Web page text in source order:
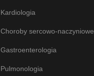
Kardiologia
Choroby sercowo-naczyniowe
Gastroenterologia
Pulmonologia